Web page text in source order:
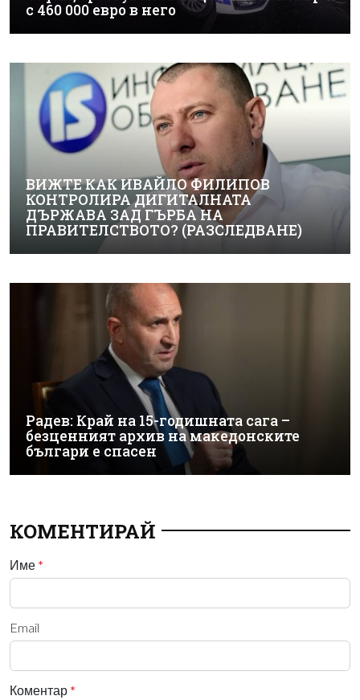
с 460 000 евро в него
ВИЖТЕ КАК ИВАЙЛО ФИЛИПОВ
КОНТРОЛИРА ДИГИТАЛНАТА
ДЪРЖАВА ЗАД ГЪРБА НА
ПРАВИТЕЛСТВОТО? (РАЗСЛЕДВАНЕ)
Радев: Край на 15-годишната сага –
безценният архив на македонските
българи е спасен
КОМЕНТИРАЙ
Име *
Email
Коментар *